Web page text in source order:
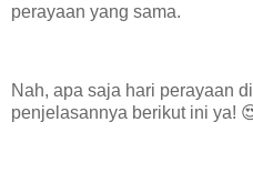
perayaan yang sama.
Nah, apa saja hari perayaan
penjelasannya berikut ini ya!